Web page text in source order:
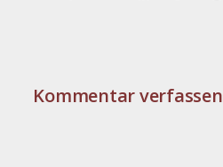
Kommentar verfassen